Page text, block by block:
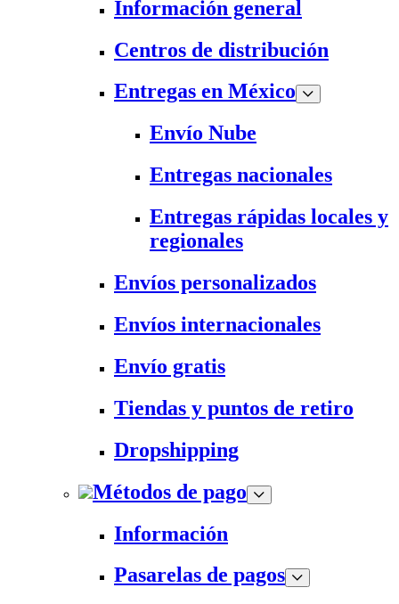
Información general
Centros de distribución
Entregas en México
Envío Nube
Entregas nacionales
Entregas rápidas locales y
regionales
Envíos personalizados
Envíos internacionales
Envío gratis
Tiendas y puntos de retiro
Dropshipping
Métodos de pago
Información
Pasarelas de pagos